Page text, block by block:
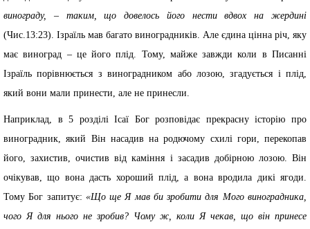
винограду, – таким, що довелось його нести вдвох на жердині
(Чис.13:23). Ізраїль мав багато виноградників. Але єдина цінна річ, яку
має виноград – це його плід. Тому, майже завжди коли в Писанні
Ізраїль порівнюється з виноградником або лозою, згадується і плід,
який вони мали принести, але не принесли.
Наприклад, в 5 розділі Ісаї Бог розповідає прекрасну історію про
виноградник, який Він насадив на родючому схилі гори, перекопав
його, захистив, очистив від каміння і засадив добірною лозою. Він
очікував, що вона дасть хороший плід, а вона вродила дикі ягоди.
Тому Бог запитує: «Що ще Я мав би зробити для Мого виноградника,
чого Я для нього не зробив? Чому ж, коли Я чекав, що він принесе